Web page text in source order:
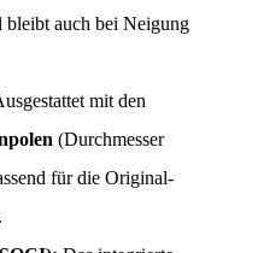
bleibt auch bei Neigung
mit den
(Durchmesser
für die Original-